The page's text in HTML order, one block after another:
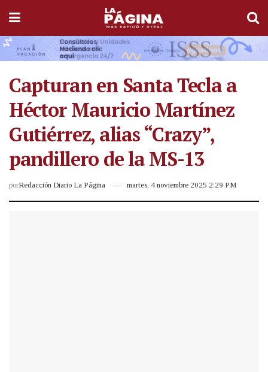
Capturan en Santa Tecla a
Héctor Mauricio Martínez
Gutiérrez, alias “Crazy”,
pandillero de la MS-13
porRedacción Diario La Página martes, 4 noviembre 2025 2:29 PM